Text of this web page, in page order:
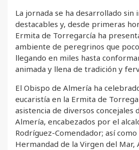
La jornada se ha desarrollado sin
destacables y, desde primeras
Ermita de Torregarcía ha
ambiente de peregrinos que
llegando en miles hasta
animada y llena de tradición y
El Obispo de Almería ha
eucaristía en la Ermita de
asistencia de diversos concejales
Almería, encabezados por el
Rodríguez-Comendador; así
Hermandad de la Virgen del Mar,